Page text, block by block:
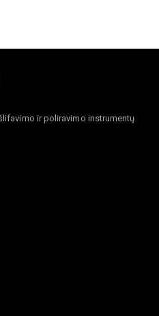
ir poliravimo instrumentų